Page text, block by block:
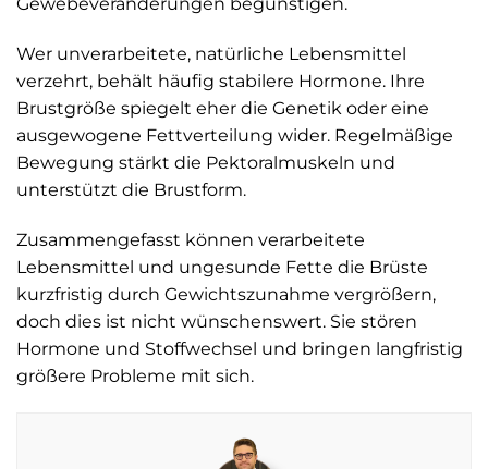
Wer unverarbeitete, natürliche Lebensmittel
verzehrt, behält häufig stabilere Hormone. Ihre
Brustgröße spiegelt eher die Genetik oder eine
ausgewogene Fettverteilung wider. Regelmäßige
Bewegung stärkt die Pektoralmuskeln und
unterstützt die Brustform.
Zusammengefasst können verarbeitete
Lebensmittel und ungesunde Fette die Brüste
kurzfristig durch Gewichtszunahme vergrößern,
doch dies ist nicht wünschenswert. Sie stören
Hormone und Stoffwechsel und bringen langfristig
größere Probleme mit sich.